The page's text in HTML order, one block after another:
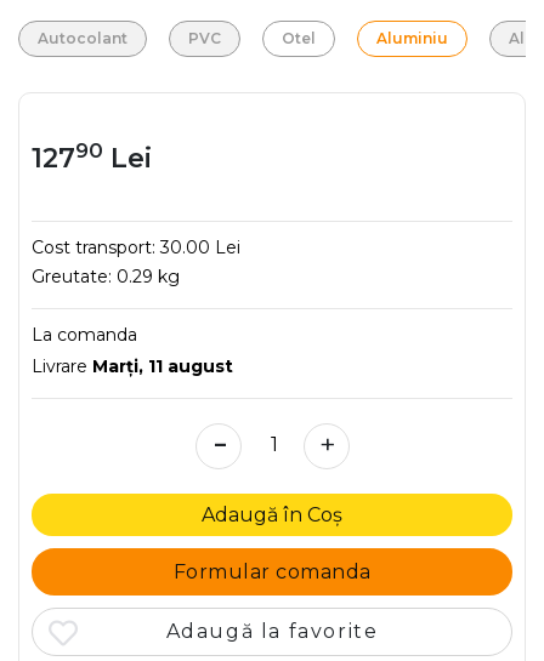
Autocolant PVC Otel Aluminiu
12790 Lei
Cost transport:30.00 Lei
Greutate: 0.29 kg
La comanda
Livrare Marţi, 11 august
- +
Adaugă în Coș
Formular comanda
Adaugă la favorite